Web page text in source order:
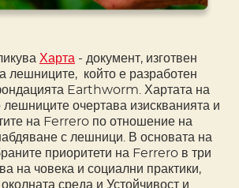
Харта - документ, изготвен
лешниците, който е разработен
Earthworm. Хартата на
очертава изискванията и
на Ferrero по отношение на
с лешници. В основата на
приоритети на Ferrero в три
на човека и социални практики,
среда и Устойчивост и